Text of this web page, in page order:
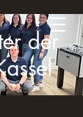
der